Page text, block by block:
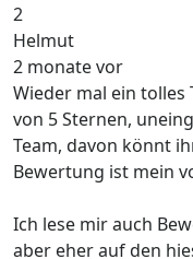
2
Helmut
2 monate vor
Wieder mal ein tolles
von 5 Sternen,
Team, davon könnt
Bewertung ist mein
Ich lese mir auch
aber eher auf den